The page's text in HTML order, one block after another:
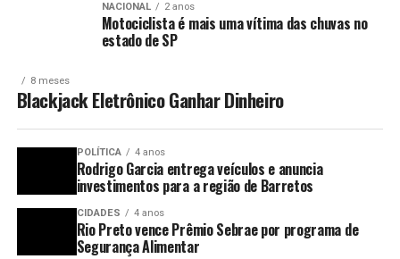
NACIONAL 2 anos
Motociclista é mais uma vítima das chuvas no
estado de SP
8 meses
Blackjack Eletrônico Ganhar Dinheiro
POLÍTICA 4 anos
Rodrigo Garcia entrega veículos e anuncia
investimentos para a região de Barretos
CIDADES 4 anos
Rio Preto vence Prêmio Sebrae por programa de
Segurança Alimentar